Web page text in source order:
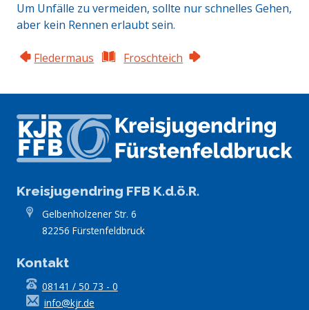
Um Unfälle zu vermeiden, sollte nur schnelles Gehen,
aber kein Rennen erlaubt sein.
Fledermaus Froschteich
Kreisjugendring FFB K.d.ö.R.
Gelbenholzener Str. 6
82256 Fürstenfeldbruck
Kontakt
08141 / 50 73 - 0
info@kjr.de